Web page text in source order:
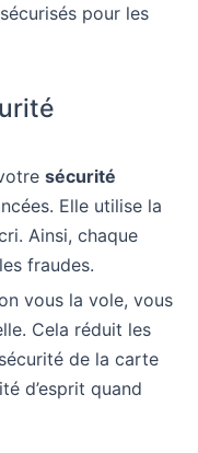
pour les
sécurité
Elle utilise la
Ainsi, chaque
fraudes.
vous la vole, vous
Cela réduit les
de la carte
d’esprit quand